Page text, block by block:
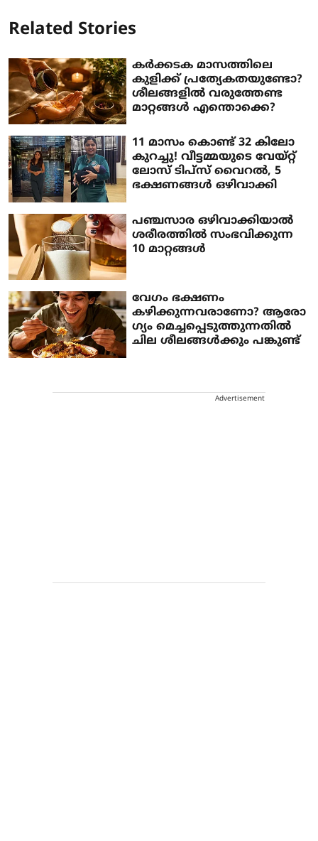
Related Stories
കർക്കടക മാസത്തിലെ
കുളിക്ക് പ്രത്യേകതയുണ്ടോ?
ശീലങ്ങളിൽ വരുത്തേണ്ട
മാറ്റങ്ങൾ എന്തൊക്കെ?
11 മാസം കൊണ്ട് 32 കിലോ
കുറച്ചു! വീട്ടമ്മയുടെ വേയ്റ്റ്
ലോസ് ടിപ്സ് വൈറൽ, 5
ഭക്ഷണങ്ങൾ ഒഴിവാക്കി
പഞ്ചസാര ഒഴിവാക്കിയാൽ
ശരീരത്തിൽ സംഭവിക്കുന്ന
10 മാറ്റങ്ങൾ
വേ​ഗം ഭക്ഷണം
കഴിക്കുന്നവരാണോ? ആരോ​
ഗ്യം മെച്ചപ്പെടുത്തുന്നതിൽ
ചില ശീലങ്ങൾക്കും പങ്കുണ്ട്
Advertisement